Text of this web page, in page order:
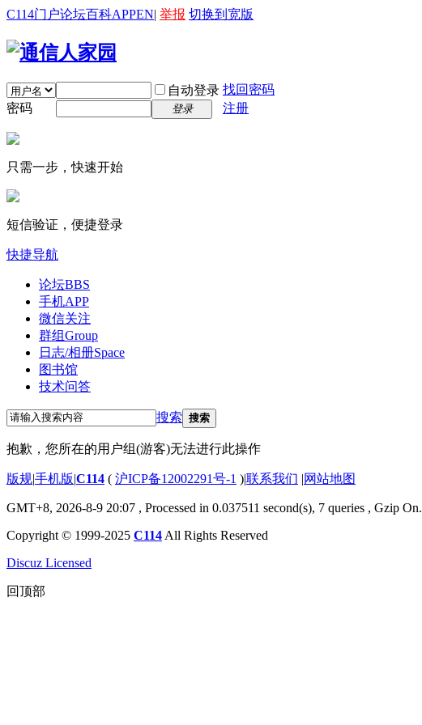
C114门户论坛百科APPEN| 举报 切换到宽版
自动登录 找回密码
密码
登录 注册
只需一步，快速开始
短信验证，便捷登录
快捷导航
论坛BBS
手机APP
微信关注
群组Group
日志/相册Space
图书馆
技术问答
搜索 搜索
抱歉，您所在的用户组(游客)无法进行此操作
版规|手机版|C114 ( 沪ICP备12002291号-1 )|联系我们 |网站地图
GMT+8, 2026-8-9 20:07 , Processed in 0.037511 second(s), 7 queries , Gzip On.
Copyright © 1999-2025 C114 All Rights Reserved
Discuz Licensed
回顶部